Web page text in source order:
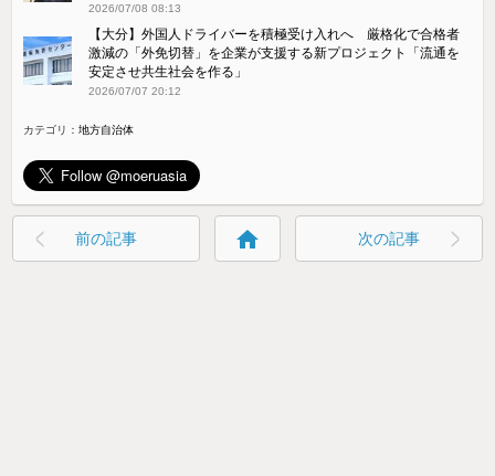
2026/07/08 08:13
【大分】外国人ドライバーを積極受け入れへ 厳格化で合格者
激減の「外免切替」を企業が支援する新プロジェクト「流通を
安定させ共生社会を作る」
2026/07/07 20:12
カテゴリ：地方自治体
前の記事 home 次の記事